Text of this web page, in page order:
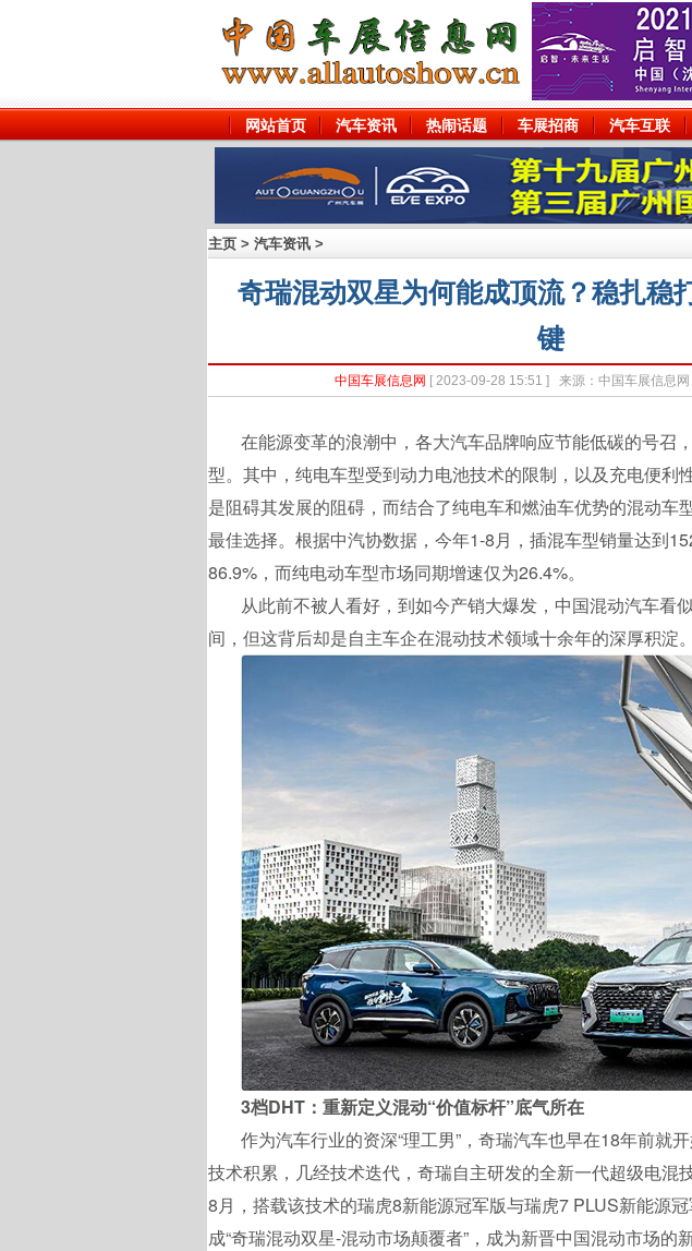
网站首页 汽车资讯 热闹话题 车展招商 汽车互联
主页> 汽车资讯>
奇瑞混动双星为何能成顶流？稳扎稳
键
中国车展信息网 [ 2023-09-28 15:51 ] 来源：中国车展信息
在能源变革的浪潮中，各大汽车品牌响应节能低碳的号召
型。其中，纯电车型受到动力电池技术的限制，以及充电便利
是阻碍其发展的阻碍，而结合了纯电车和燃油车优势的混动车
最佳选择。根据中汽协数据，今年1-8月，插混车型销量达到
86.9%，而纯电动车型市场同期增速仅为26.4%。
从此前不被人看好，到如今产销大爆发，中国混动汽车看
间，但这背后却是自主车企在混动技术领域十余年的深厚积淀。
3档DHT：重新定义混动“价值标杆”底气所在
作为汽车行业的资深“理工男”，奇瑞汽车也早在18年前就
技术积累，几经技术迭代，奇瑞自主研发的全新一代超级电混
8月，搭载该技术的瑞虎8新能源冠军版与瑞虎7 PLUS新能源
成“奇瑞混动双星-混动市场颠覆者”，成为新晋中国混动市场的